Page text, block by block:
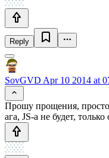
Reply
SovGVD Apr 10 2014 at
Прошу прощения,
ага, JS-а не будет, только